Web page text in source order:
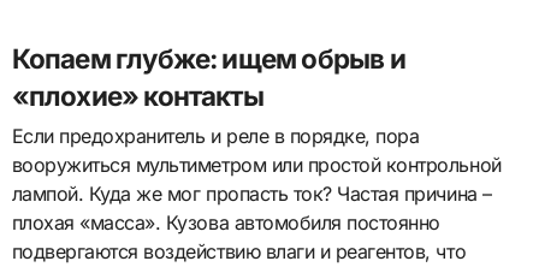
Копаем глубже: ищем обрыв и
«плохие» контакты
Если предохранитель и реле в порядке, пора
вооружиться мультиметром или простой контрольной
лампой. Куда же мог пропасть ток? Частая причина –
плохая «масса». Кузова автомобиля постоянно
подвергаются воздействию влаги и реагентов, что